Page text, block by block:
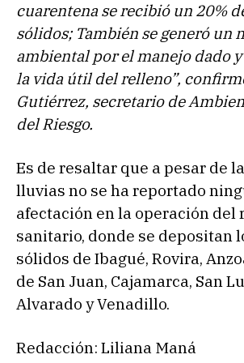
cuarentena se recibió un 20%
sólidos; También se generó un
ambiental por el manejo dado
la vida útil del relleno”,
Gutiérrez, secretario de
del Riesgo.
Es de resaltar que a pesar de
lluvias no se ha reportado
afectación en la operación del
sanitario, donde se depositan
sólidos de Ibagué, Rovira,
de San Juan, Cajamarca, San
Alvarado y Venadillo.
Redacción: Liliana Maná